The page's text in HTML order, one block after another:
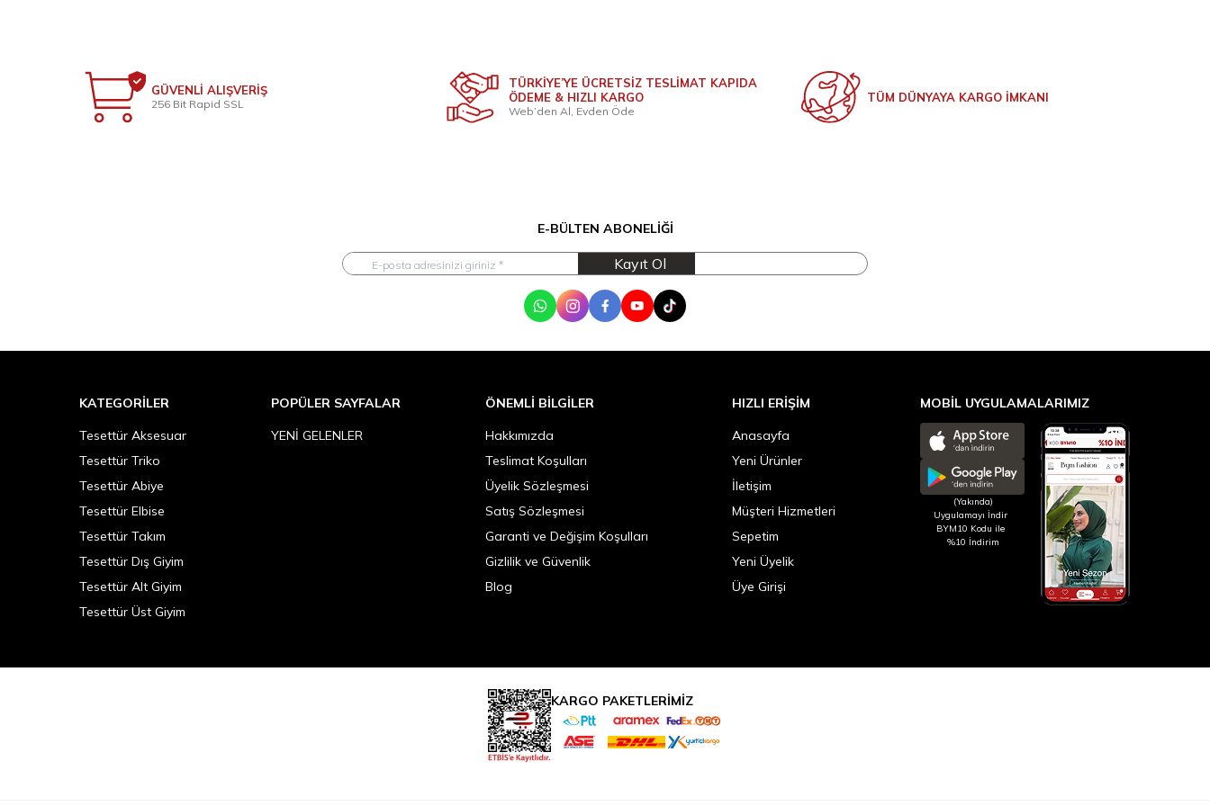
GÜVENLİ ALIŞVERİŞ
256 Bit Rapid SSL
TÜRKİYE’YE ÜCRETSİZ TESLİMAT KAPIDA
ÖDEME & HIZLI KARGO
Web’den Al, Evden Öde
TÜM DÜNYAYA KARGO İMKANI
E-BÜLTEN ABONELIĞI
Kayıt Ol
WhatsAppInstagramFacebookYoutubeTik Tok
KATEGORILER
Tesettür Aksesuar
Tesettür Triko
Tesettür Abiye
Tesettür Elbise
Tesettür Takım
Tesettür Dış Giyim
Tesettür Alt Giyim
Tesettür Üst Giyim
POPÜLER SAYFALAR
YENİ GELENLER
ÖNEMLI BILGILER
Hakkımızda
Teslimat Koşulları
Üyelik Sözleşmesi
Satış Sözleşmesi
Garanti ve Değişim Koşulları
Gizlilik ve Güvenlik
Blog
HIZLI ERIŞIM
Anasayfa
Yeni Ürünler
İletişim
Müşteri Hizmetleri
Sepetim
Yeni Üyelik
Üye Girişi
MOBİL UYGULAMALARIMIZ
(Yakında)
Uygulamayı İndir
BYM10 Kodu ile
%10 İndirim
KARGO PAKETLERİMİZ